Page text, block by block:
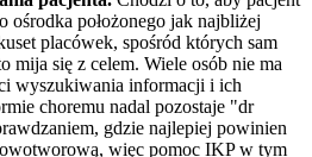
ośrodka położonego jak najbliżej
placówek, spośród których sam
mija się z celem. Wiele osób nie ma
wyszukiwania informacji i ich
choremu nadal pozostaje "dr
gdzie najlepiej powinien
więc pomoc IKP w tym